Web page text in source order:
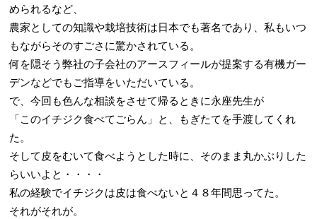
められるなど、
農家としての知識や栽培技術は日本でも著名であり、私もいつ
もながらそのすごさに驚かされている。
何を隠そう弊社の子会社のアースフィールが提案する有機ガー
デンなどでもご指導をいただいている。
で、今回も色んな相談をさせて帰るときに永座先生が
「このイチジク食べてごらん」と、もぎたてを手渡してくれ
た。
そして皮をむいて食べようとした時に、そのまま丸かぶりした
らいいよと・・・・
私の経験でイチジクは皮は食べないと４８年間思ってた。
それがそれが。